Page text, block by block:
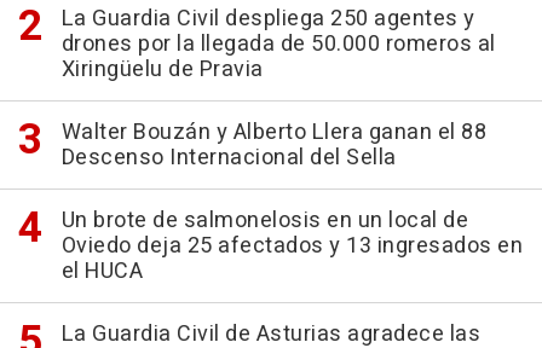
La Guardia Civil despliega 250 agentes y
drones por la llegada de 50.000 romeros al
Xiringüelu de Pravia
Walter Bouzán y Alberto Llera ganan el 88
Descenso Internacional del Sella
Un brote de salmonelosis en un local de
Oviedo deja 25 afectados y 13 ingresados en
el HUCA
La Guardia Civil de Asturias agradece las